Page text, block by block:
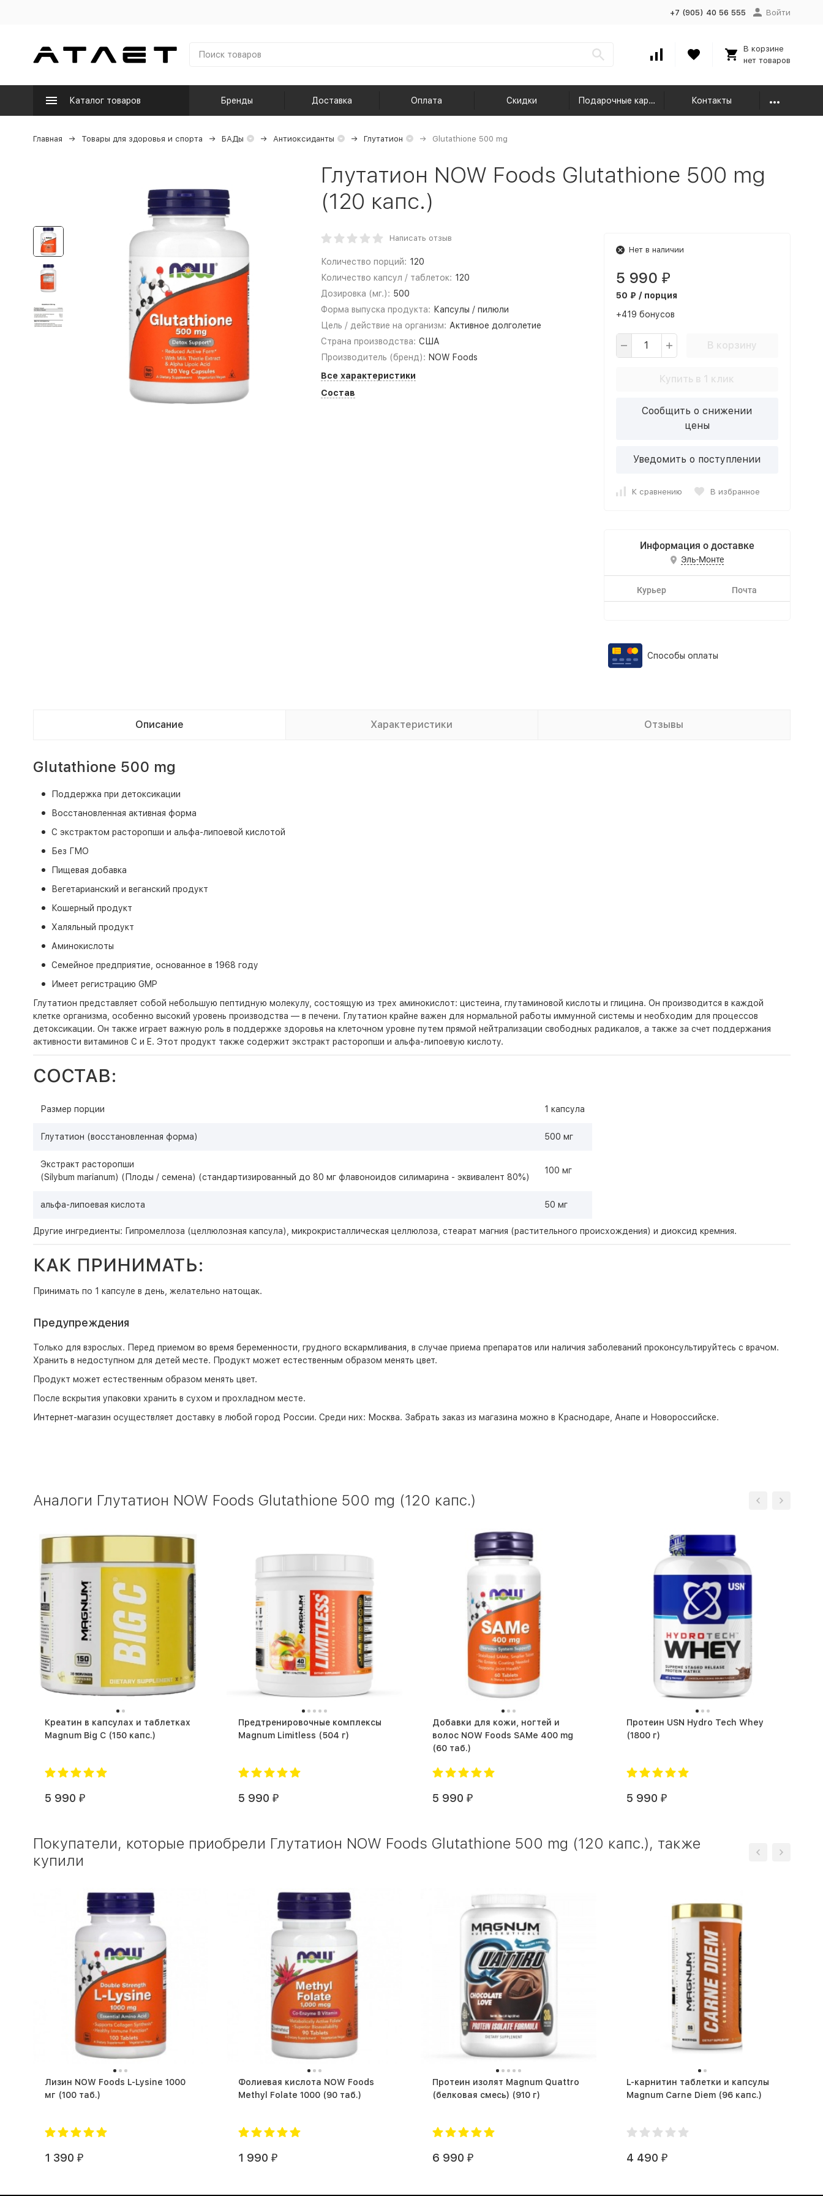
+7 (905) 40 56 555 Войти
В корзине
нет товаров
Каталог товаров Бренды Доставка Оплата Скидки Подарочные карты Контакты
Главная Товары для здоровья и спорта БАДы Антиоксиданты Глутатион Glutathione 500 mg
Глутатион NOW Foods Glutathione 500 mg
(120 капс.)
Написать отзыв
Количество порций: 120
Количество капсул / таблеток: 120
Дозировка (мг.): 500
Форма выпуска продукта: Капсулы / пилюли
Цель / действие на организм: Активное долголетие
Страна производства: США
Производитель (бренд): NOW Foods
Все характеристики
Состав
Нет в наличии
5 990 ₽
50 ₽ / порция
+419 бонусов
В корзину
Купить в 1 клик
Сообщить о снижении
цены
Уведомить о поступлении
К сравнению В избранное
Информация о доставке
Эль-Монте
Курьер Почта
Способы оплаты
Описание Характеристики Отзывы
Glutathione 500 mg
Поддержка при детоксикации
Восстановленная активная форма
С экстрактом расторопши и альфа-липоевой кислотой
Без ГМО
Пищевая добавка
Вегетарианский и веганский продукт
Кошерный продукт
Халяльный продукт
Аминокислоты
Семейное предприятие, основанное в 1968 году
Имеет регистрацию GMP
Глутатион представляет собой небольшую пептидную молекулу, состоящую из трех аминокислот: цистеина, глутаминовой кислоты и глицина. Он производится в каждой
клетке организма, особенно высокий уровень производства — в печени. Глутатион крайне важен для нормальной работы иммунной системы и необходим для процессов
детоксикации. Он также играет важную роль в поддержке здоровья на клеточном уровне путем прямой нейтрализации свободных радикалов, а также за счет поддержания
активности витаминов C и E. Этот продукт также содержит экстракт расторопши и альфа-липоевую кислоту.
СОСТАВ:
Размер порции 1 капсула
Глутатион (восстановленная форма) 500 мг
Экстракт расторопши
(Silybum marianum) (Плоды / семена) (стандартизированный до 80 мг флавоноидов силимарина - эквивалент 80%)
100 мг
альфа-липоевая кислота 50 мг
Другие ингредиенты: Гипромеллоза (целлюлозная капсула), микрокристаллическая целлюлоза, стеарат магния (растительного происхождения) и диоксид кремния.
КАК ПРИНИМАТЬ:
Принимать по 1 капсуле в день, желательно натощак.
Предупреждения
Только для взрослых. Перед приемом во время беременности, грудного вскармливания, в случае приема препаратов или наличия заболеваний проконсультируйтесь с врачом.
Хранить в недоступном для детей месте. Продукт может естественным образом менять цвет.
Продукт может естественным образом менять цвет.
После вскрытия упаковки хранить в сухом и прохладном месте.
Интернет-магазин осуществляет доставку в любой город России. Среди них: Москва. Забрать заказ из магазина можно в Краснодаре, Анапе и Новороссийске.
Аналоги Глутатион NOW Foods Glutathione 500 mg (120 капс.)
Креатин в капсулах и таблетках
Magnum Big C (150 капс.)
5 990 ₽
Предтренировочные комплексы
Magnum Limitless (504 г)
5 990 ₽
Добавки для кожи, ногтей и
волос NOW Foods SAMe 400 mg
(60 таб.)
5 990 ₽
Протеин USN Hydro Tech Whey
(1800 г)
5 990 ₽
Покупатели, которые приобрели Глутатион NOW Foods Glutathione 500 mg (120 капс.), также
купили
Лизин NOW Foods L-Lysine 1000
мг (100 таб.)
1 390 ₽
Фолиевая кислота NOW Foods
Methyl Folate 1000 (90 таб.)
1 990 ₽
Протеин изолят Magnum Quattro
(белковая смесь) (910 г)
6 990 ₽
L-карнитин таблетки и капсулы
Magnum Carne Diem (96 капс.)
4 490 ₽